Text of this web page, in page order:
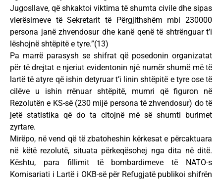
Jugosllave, që shkaktoi viktima të shumta civile dhe sipas
vlerësimeve të Sekretarit të Përgjithshëm mbi 230000
persona janë zhvendosur dhe kanë qenë të shtrënguar t’i
lëshojnë shtëpitë e tyre.”(13)
Pa marrë parasysh se shifrat që posedonin organizatat
për të drejtat e njeriut evidentonin një numër shumë më të
lartë të atyre që ishin detyruar t’i linin shtëpitë e tyre ose të
cilëve u ishin rrënuar shtëpitë, mumri që figuron në
Rezolutën e KS-së (230 mijë persona të zhvendosur) do të
jetë statistika që do ta citojnë më së shumti burimet
zyrtare.
Mirëpo, në vend që të zbatoheshin kërkesat e përcaktuara
në këtë rezolutë, situata përkeqësohej nga dita në ditë.
Kështu, para fillimit të bombardimeve të NATO-s
Komisariati i Lartë i OKB-së për Refugjatë publikoi shifrën